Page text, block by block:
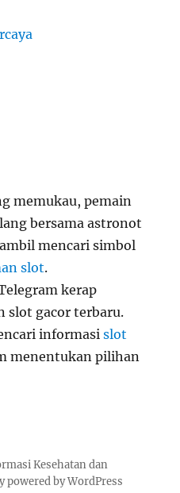
memukau, pemain
bersama astronot
mencari simbol
slot.
kerap
slot gacor terbaru.
informasislot
menentukan pilihan
Kesehatan dan
powered by WordPress